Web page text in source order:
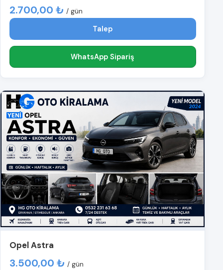
2.700,00 ₺ / gün
Talep
WhatsApp Sipariş
Opel Astra
3.500,00 ₺ / gün